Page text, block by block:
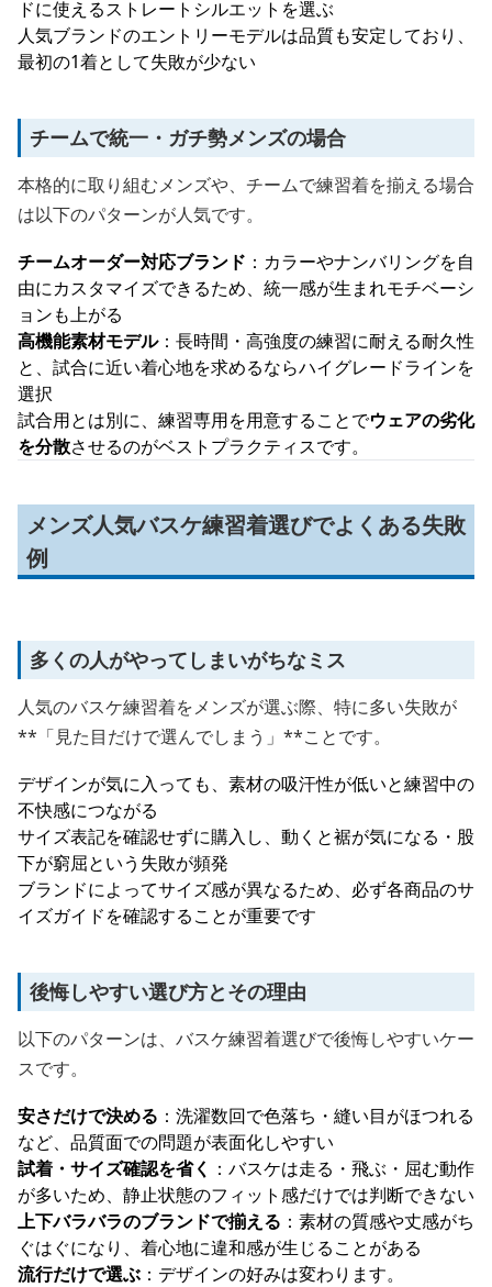
ドに使えるストレートシルエットを選ぶ
人気ブランドのエントリーモデルは品質も安定しており、
最初の1着として失敗が少ない
チームで統一・ガチ勢メンズの場合
本格的に取り組むメンズや、チームで練習着を揃える場合
は以下のパターンが人気です。
チームオーダー対応ブランド ：カラーやナンバリングを自
由にカスタマイズできるため、統一感が生まれモチベーシ
ョンも上がる
高機能素材モデル：長時間・高強度の練習に耐える耐久性
と、試合に近い着心地を求めるならハイグレードラインを
選択
試合用とは別に、練習専用を用意することでウェアの劣化
を分散させるのがベストプラクティスです。
メンズ人気バスケ練習着選びでよくある失敗
例
多くの人がやってしまいがちなミス
人気のバスケ練習着をメンズが選ぶ際、特に多い失敗が
**「見た目だけで選んでしまう」**ことです。
デザインが気に入っても、素材の吸汗性が低いと練習中の
不快感につながる
サイズ表記を確認せずに購入し、動くと裾が気になる・股
下が窮屈という失敗が頻発
ブランドによってサイズ感が異なるため、必ず各商品のサ
イズガイドを確認することが重要です
後悔しやすい選び方とその理由
以下のパターンは、バスケ練習着選びで後悔しやすいケー
スです。
安さだけで決める ：洗濯数回で色落ち・縫い目がほつれる
など、品質面での問題が表面化しやすい
試着・サイズ確認を省く ：バスケは走る・飛ぶ・屈む動作
が多いため、静止状態のフィット感だけでは判断できない
上下バラバラのブランドで揃える ：素材の質感や丈感がち
ぐはぐになり、着心地に違和感が生じることがある
流行だけで選ぶ ：デザインの好みは変わります。